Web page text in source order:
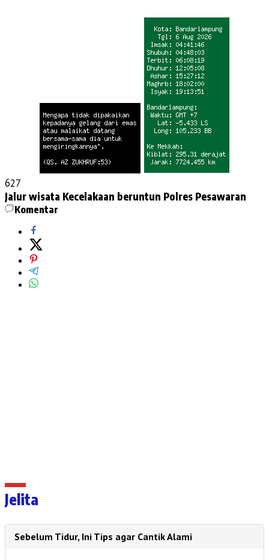
627
Jalur wisata Kecelakaan beruntun Polres Pesawaran
Komentar
Jelita
Sebelum Tidur, Ini Tips agar Cantik Alami